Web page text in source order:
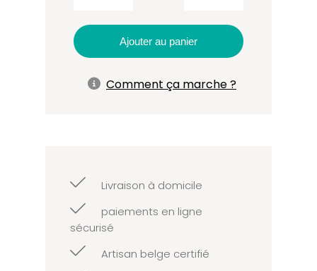
Ajouter au panier
Comment ça marche ?
Livraison à domicile
paiements en ligne
sécurisé
Artisan belge certifié